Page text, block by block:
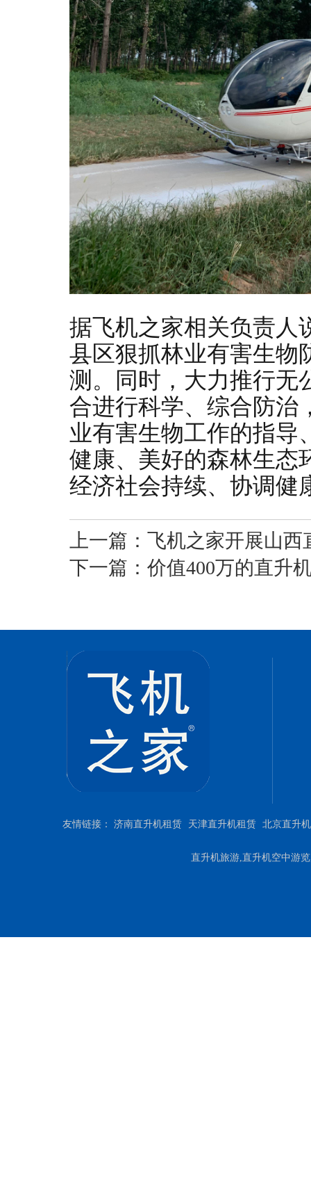
据飞机之家相关负责人
县区狠抓林业有害生物
测。同时，大力推行无
合进行科学、综合防治
业有害生物工作的指导
健康、美好的森林生态
经济社会持续、协调健
上一篇： 飞机之家开展山西
下一篇： 价值400万的直升
友情链接： 济南直升机租赁 天津直升机租赁 北京直升
直升机旅游,直升机空中游